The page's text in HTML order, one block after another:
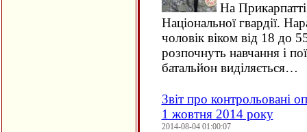
На
Національної гвардії.
чоловік віком від 18 до
розпочнуть навчання і
батальйон виділяється…
Звіт про контрольовані
1 жовтня 2014 року
2014-08-04 01:00:07